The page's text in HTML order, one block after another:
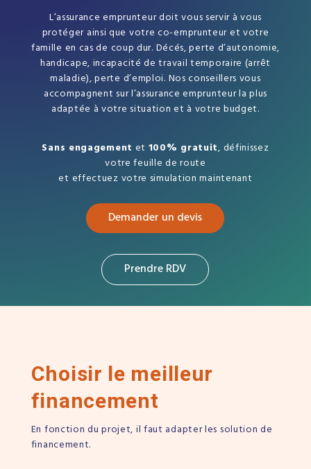
L’assurance emprunteur doit vous servir à vous
protéger ainsi que votre co-emprunteur et votre
famille en cas de coup dur. Décés, perte d’autonomie,
handicape, incapacité de travail temporaire (arrêt
maladie), perte d’emploi. Nos conseillers vous
accompagnent sur l’assurance emprunteur la plus
adaptée à votre situation et à votre budget.
Sans engagement et 100% gratuit, définissez
votre feuille de route
et effectuez votre simulation maintenant
Demander un devis
Prendre RDV
Choisir le meilleur
financement
En fonction du projet, il faut adapter les solution de
financement.